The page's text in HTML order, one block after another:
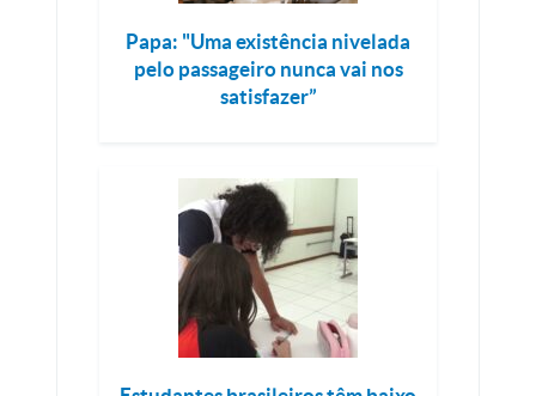
Papa: "Uma existência nivelada
pelo passageiro nunca vai nos
satisfazer”